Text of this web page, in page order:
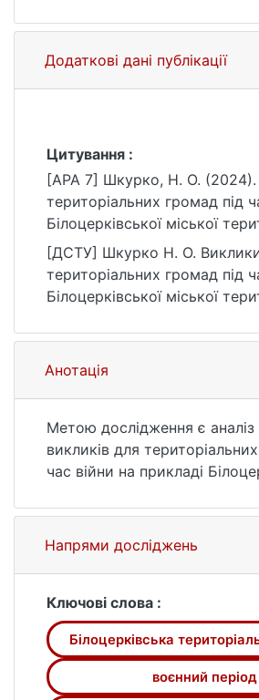
Додаткові дані публікації
Цитування :
[APA 7] Шкурко, Н. О.
територіальних громад під
Білоцерківської міської
громади [Бакалаврська
національний університет
Шевченка]. eKNUTSHIR.
https://ir.library.knu.ua/handle/
7
[ДСТУ] Шкурко Н. О.
територіальних громад під
Білоцерківської міської
: 10 Природничі науки /
Левицька. Київ, 2024. 57 с.
https://ir.library.knu.ua/handle/
Анотація
Метою дослідження є
викликів для
час війни на прикладі
Об’єктом дослідження є
міська територіальна
війни.
географічне дослідження
Білоцерківської міської
громади у воєнний період.
Проаналізовано виклики та
у Білоцерківській міській
Напрями досліджень
Ключові слова :
Білоцерківська
воєнний період